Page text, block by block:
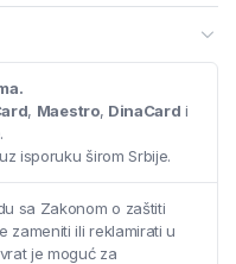
, Maestro, DinaCard i
isporuku širom Srbije.
sa Zakonom o zaštiti
zameniti ili reklamirati u
je moguć za